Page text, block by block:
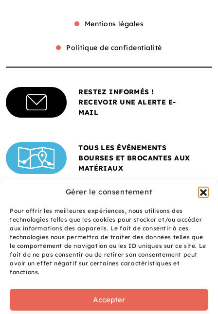
Gérer le consentement
Pour offrir les meilleures expériences, nous utilisons des
technologies telles que les cookies pour stocker et/ou accéder
aux informations des appareils. Le fait de consentir à ces
technologies nous permettra de traiter des données telles que
le comportement de navigation ou les ID uniques sur ce site. Le
fait de ne pas consentir ou de retirer son consentement peut
avoir un effet négatif sur certaines caractéristiques et
fonctions.
Accepter
Mentions légales
Politique de confidentialité
RESTEZ INFORMÉS !
RECEVOIR UNE ALERTE E-
MAIL
TOUS LES ÉVÉNEMENTS
BOURSES ET BROCANTES AUX
MATÉRIAUX
Un site réalisé avec
siteSq